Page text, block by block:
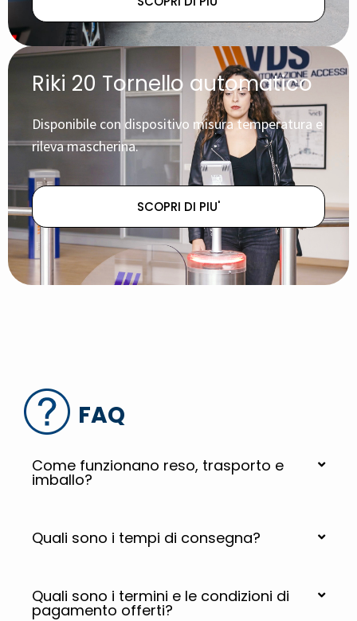
Riki 20 Tornello automatico
Disponibile con dispositivo misura temperatura e
rileva mascherina.
SCOPRI DI PIU'
FAQ
Come funzionano reso, trasporto e
imballo?
Quali sono i tempi di consegna?
Quali sono i termini e le condizioni di
pagamento offerti?